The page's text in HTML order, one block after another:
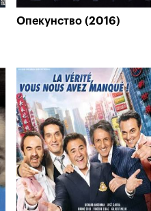
Опекунство (2016)